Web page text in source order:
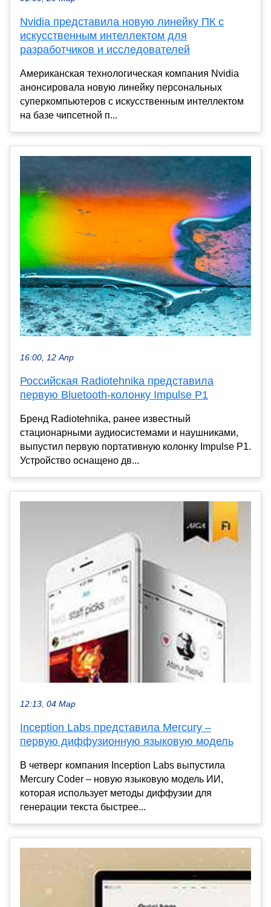
Nvidia представила новую линейку ПК с
искусственным интеллектом для
разработчиков и исследователей
Американская технологическая компания Nvidia
анонсировала новую линейку персональных
суперкомпьютеров с искусственным интеллектом
на базе чипсетной п...
16:00, 12 Апр
Российская Radiotehnika представила
первую Bluetooth-колонку Impulse P1
Бренд Radiotehnika, ранее известный
стационарными аудиосистемами и наушниками,
выпустил первую портативную колонку Impulse P1.
Устройство оснащено дв...
12:13, 04 Мар
Inception Labs представила Mercury –
первую диффузионную языковую модель
В четверг компания Inception Labs выпустила
Mercury Coder – новую языковую модель ИИ,
которая использует методы диффузии для
генерации текста быстрее...